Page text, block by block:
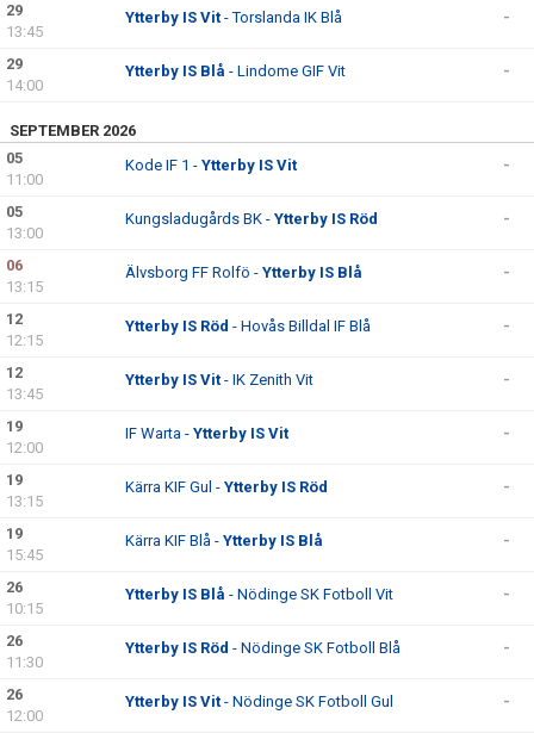
29
13:45
Ytterby IS Vit - Torslanda IK Blå -
29
14:00
Ytterby IS Blå - Lindome GIF Vit -
SEPTEMBER 2026
05
11:00
Kode IF 1 - Ytterby IS Vit -
05
13:00
Kungsladugårds BK - Ytterby IS Röd -
06
13:15
Älvsborg FF Rolfö - Ytterby IS Blå -
12
12:15
Ytterby IS Röd - Hovås Billdal IF Blå -
12
13:45
Ytterby IS Vit - IK Zenith Vit -
19
12:00
IF Warta - Ytterby IS Vit -
19
13:15
Kärra KIF Gul - Ytterby IS Röd -
19
15:45
Kärra KIF Blå - Ytterby IS Blå -
26
10:15
Ytterby IS Blå - Nödinge SK Fotboll Vit -
26
11:30
Ytterby IS Röd - Nödinge SK Fotboll Blå -
26
12:00
Ytterby IS Vit - Nödinge SK Fotboll Gul -